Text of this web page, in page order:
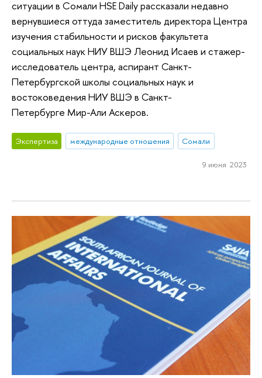
ситуации в Сомали HSE Daily рассказали недавно
вернувшиеся оттуда заместитель директора Центра
изучения стабильности и рисков факультета
социальных наук НИУ ВШЭ Леонид Исаев и стажер-
исследователь центра, аспирант Санкт-
Петербургской школы социальных наук и
востоковедения НИУ ВШЭ в Санкт-
Петербурге Мир-Али Аскеров.
Экспертиза международные отношения Сомали
9 июня 2023